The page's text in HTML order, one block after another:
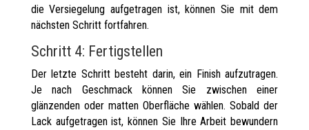
die Versiegelung aufgetragen ist, können Sie mit dem
nächsten Schritt fortfahren.
Schritt 4: Fertigstellen
Der letzte Schritt besteht darin, ein Finish aufzutragen.
Je nach Geschmack können Sie zwischen einer
glänzenden oder matten Oberfläche wählen. Sobald der
Lack aufgetragen ist, können Sie Ihre Arbeit bewundern